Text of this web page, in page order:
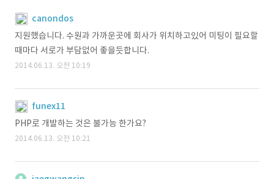
canondos
지원했습니다. 수원과 가까운곳에 회사가 위치하고있어 미팅이 필요할
때마다 서로가 부담없어 좋을듯합니다.
2014.06.13. 오전 10:19
funex11
PHP로 개발하는 것은 불가능 한가요?
2014.06.13. 오전 10:21